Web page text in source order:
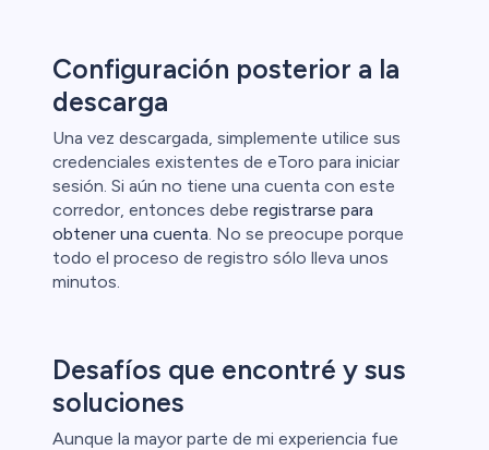
Configuración posterior a la
descarga
Una vez descargada, simplemente utilice sus
credenciales existentes de eToro para iniciar
sesión. Si aún no tiene una cuenta con este
corredor, entonces debe registrarse para
obtener una cuenta. No se preocupe porque
todo el proceso de registro sólo lleva unos
minutos.
Desafíos que encontré y sus
soluciones
Aunque la mayor parte de mi experiencia fue